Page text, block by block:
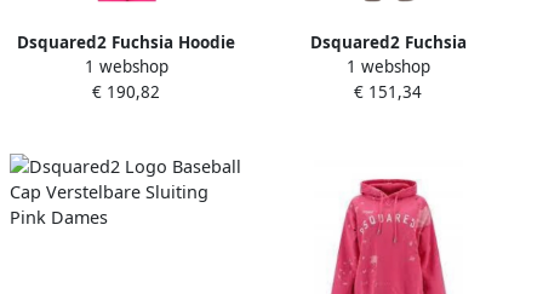
Dsquared2 Fuchsia Hoodie
met Sport Edtn.09 Print
Pink Dames
1 webshop
€ 190,82
Dsquared2 Fuchsia
Sportbroek met Logoprint
Pink Dames
1 webshop
€ 151,34